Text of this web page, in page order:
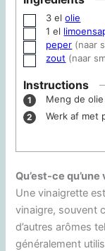
▢
3 elolie
▢
1 el
▢
peper (naar
▢
zout (naar
Instructions
Meng de
Werk af met
Qu’est-ce
Une vinaigrette
vinaigre, souvent
d’autres arômes
généralement